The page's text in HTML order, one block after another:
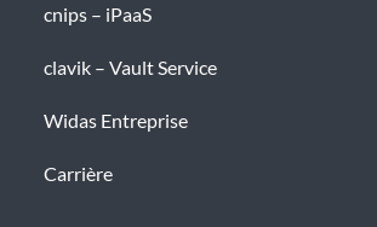
cnips – iPaaS
clavik – Vault Service
Widas Entreprise
Carrière